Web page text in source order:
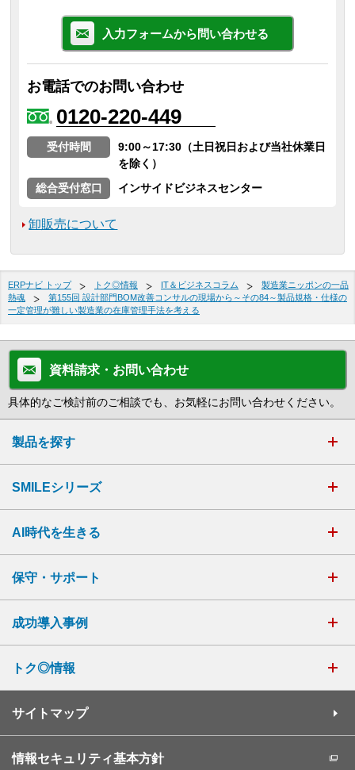
入力フォームから問い合わせる
お電話でのお問い合わせ
0120-220-449
受付時間
9:00～17:30（土日祝日および当社休業日
を除く）
総合受付窓口
インサイドビジネスセンター
卸販売について
ERPナビ トップ トク◎情報 IT＆ビジネスコラム
製造業ニッポンの一品
熱魂
第155回 設計部門BOM改善コンサルの現場から～その84～製品規格・仕様の
一定管理が難しい製造業の在庫管理手法を考える
資料請求・お問い合わせ
具体的なご検討前のご相談でも、お気軽にお問い合わせください。
製品を探す
SMILEシリーズ
AI時代を生きる
保守・サポート
成功導入事例
トク◎情報
サイトマップ
情報セキュリティ基本方針